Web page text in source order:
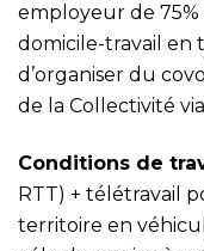
employeur de
domicile-travail en
d’organiser du
de la Collectivité
Conditions de
RTT) + télétravail
territoire en